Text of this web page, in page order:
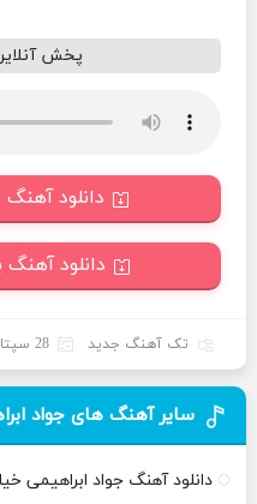
پخش
دانلود آهنگ
دانلود آهنگ
تک آهنگ جدید 28 سپتامبر 2021
سایر آهنگ های جواد
دانلود آهنگ جواد ابراهیمی